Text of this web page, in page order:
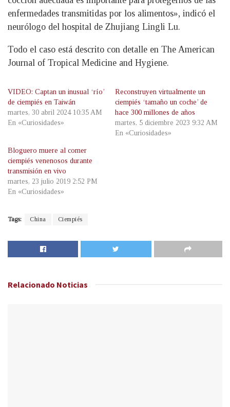
enfermedades transmitidas por los alimentos», indicó el
neurólogo del hospital de Zhujiang Lingli Lu.
Todo el caso está descrito con detalle en The American
Journal of Tropical Medicine and Hygiene.
VIDEO: Captan un inusual ‘río’
de ciempiés en Taiwán
martes, 30 abril 2024 10:35 AM
En «Curiosidades»
Reconstruyen virtualmente un
ciempiés ‘tamaño un coche’ de
hace 300 millones de años
martes, 5 diciembre 2023 9:32 AM
En «Curiosidades»
Bloguero muere al comer
ciempiés venenosos durante
transmisión en vivo
martes, 23 julio 2019 2:52 PM
En «Curiosidades»
Tags: China Ciempiés
Relacionado Noticias